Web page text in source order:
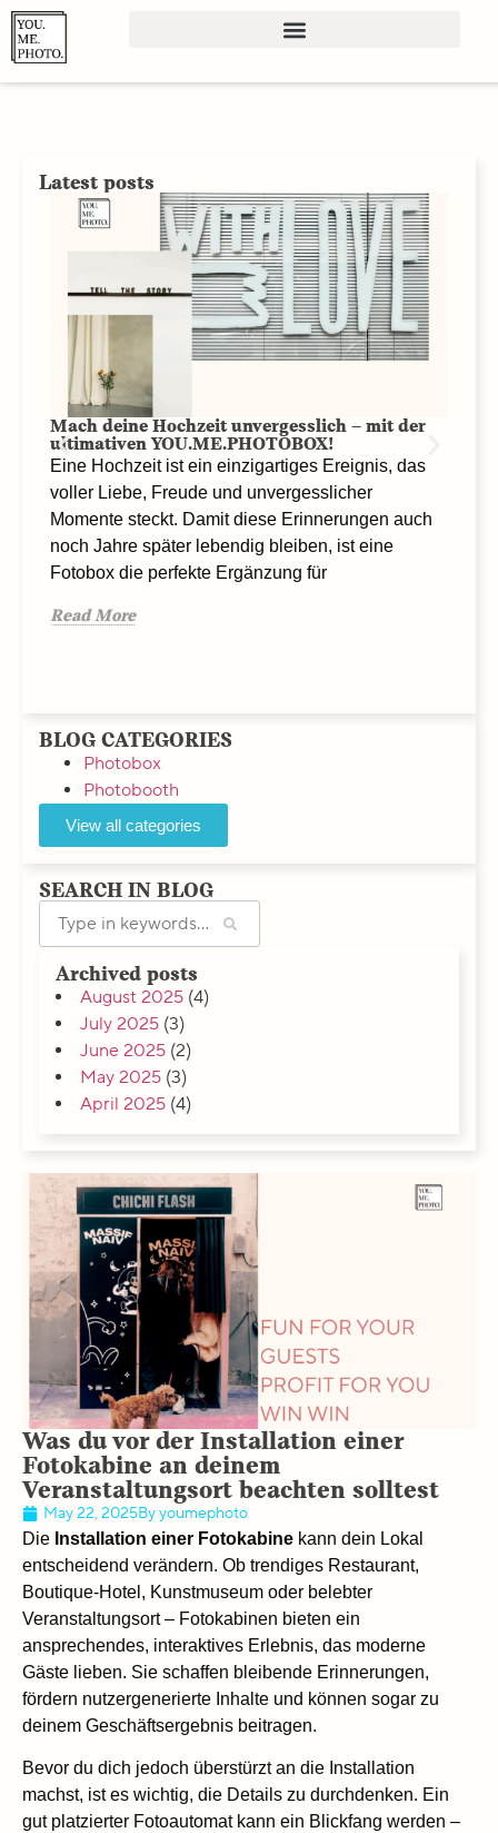
Latest posts
Mach deine Hochzeit unvergesslich – mit der
ultimativen YOU.ME.PHOTOBOX!
Eine Hochzeit ist ein einzigartiges Ereignis, das
voller Liebe, Freude und unvergesslicher
Momente steckt. Damit diese Erinnerungen auch
noch Jahre später lebendig bleiben, ist eine
Fotobox die perfekte Ergänzung für
Read More
BLOG CATEGORIES
Photobox
Photobooth
View all categories
SEARCH IN BLOG
Archived posts
August 2025 (4)
July 2025 (3)
June 2025 (2)
May 2025 (3)
April 2025 (4)
Was du vor der Installation einer
Fotokabine an deinem
Veranstaltungsort beachten solltest
May 22, 2025Byyoumephoto
Die Installation einer Fotokabine kann dein Lokal
entscheidend verändern. Ob trendiges Restaurant,
Boutique-Hotel, Kunstmuseum oder belebter
Veranstaltungsort – Fotokabinen bieten ein
ansprechendes, interaktives Erlebnis, das moderne
Gäste lieben. Sie schaffen bleibende Erinnerungen,
fördern nutzergenerierte Inhalte und können sogar zu
deinem Geschäftsergebnis beitragen.
Bevor du dich jedoch überstürzt an die Installation
machst, ist es wichtig, die Details zu durchdenken. Ein
gut platzierter Fotoautomat kann ein Blickfang werden –